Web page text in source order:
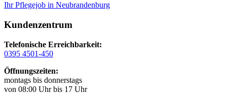
Ihr Pflegejob in Neubrandenburg
Kundenzentrum
Telefonische Erreichbarkeit:
0395 4501-450
Öffnungszeiten:
montags bis donnerstags
von 08:00 Uhr bis 17 Uhr